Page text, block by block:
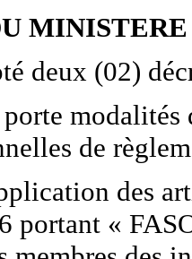
deux (02)
modalités
de
des
portant «